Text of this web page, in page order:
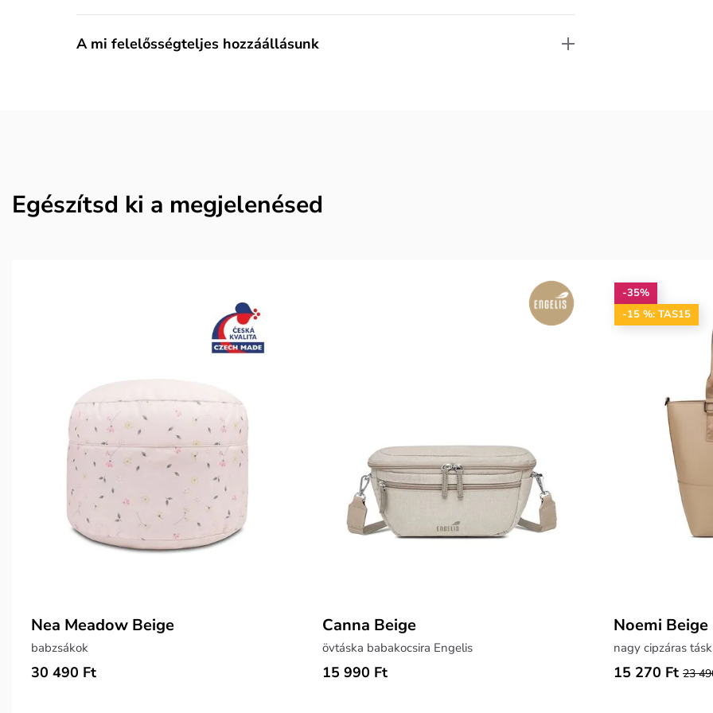
A mi felelősségteljes hozzáállásunk
Egészítsd ki a megjelenésed
Nea Meadow Beige
babzsákok
30 490 Ft
Canna Beige
övtáska babakocsira Engelis
15 990 Ft
-35%
-15 %: TAS15
Noemi Beige
nagy cipzáras
15 270 Ft 23